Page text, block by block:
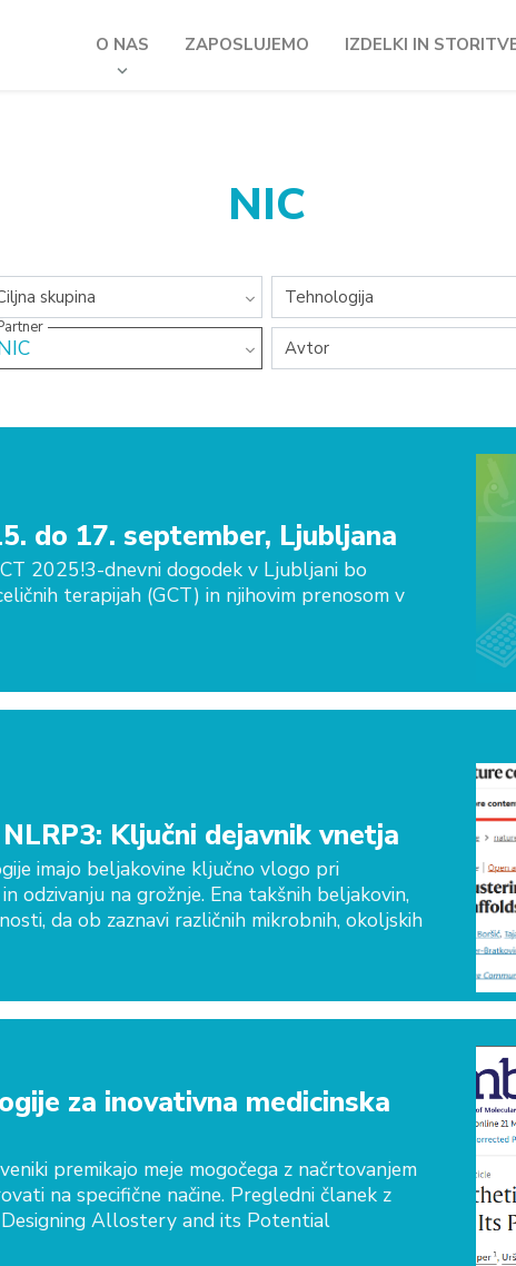
O NAS ZAPOSLUJEMO IZDELKI IN
NIC
skupina
kategorije Tehnologija
Vse kategorije
Avtor
Vse kategorije
do 17. september, Ljubljana
2025!3-dnevni dogodek v Ljubljani bo
terapijah (GCT) in njihovim prenosom v
Ključni dejavnik vnetja
imajo beljakovine ključno vlogo pri
odzivanju na grožnje. Ena takšnih beljakovin,
da ob zaznavi različnih mikrobnih, okoljskih
za inovativna medicinska
premikajo meje mogočega z načrtovanjem
na specifične načine. Pregledni članek z
Allostery and its Potential